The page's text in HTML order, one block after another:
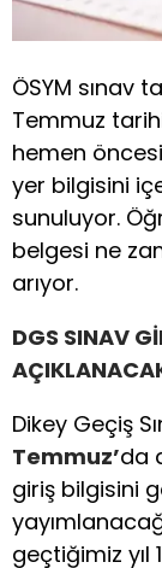
ÖSYM sınav
Temmuz
hemen
yer bilgisini
sunuluyor.
belgesi ne
arıyor.
DGS SINAV
Dikey Geçiş
Temmuz’da
giriş bilgisini
geçtiğimiz yıl